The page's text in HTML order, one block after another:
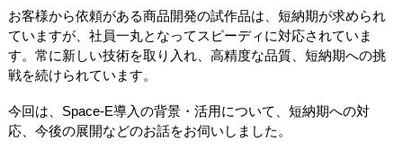
お客様から依頼がある商品開発の試作品は、短納期が求められ
ていますが、社員一丸となってスピーディに対応されていま
す。常に新しい技術を取り入れ、高精度な品質、短納期への挑
戦を続けられています。
今回は、Space-E導入の背景・活用について、短納期への対
応、今後の展開などのお話をお伺いしました。